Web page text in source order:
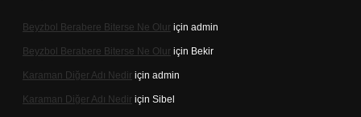
Beyzbol Berabere Biterse Ne Olur için admin
Beyzbol Berabere Biterse Ne Olur için Bekir
Karaman Diğer Adı Nedir için admin
Karaman Diğer Adı Nedir için Sibel